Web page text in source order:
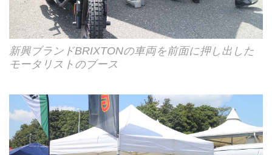
新興ブランドBRIXTONの車両を前面に押し出した
モータリストのブース